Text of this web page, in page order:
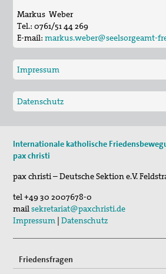
Markus Weber
Tel.:0761/51 44 269
E-mail:markus.weber@seelsorgeamt-
Impressum
Datenschutz
Internationale katholische
pax christi
pax christi – Deutsche Sektion e.V.
tel+49 30 2007678-0
mailsekretariat@paxchristi.de
Impressum |Datenschutz
Friedensfragen